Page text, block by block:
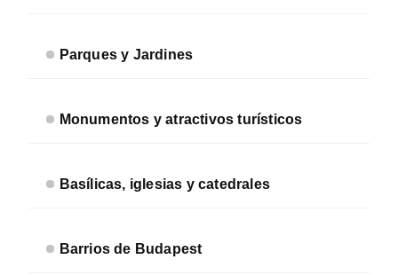
Parques y Jardines
Monumentos y atractivos turísticos
Basílicas, iglesias y catedrales
Barrios de Budapest